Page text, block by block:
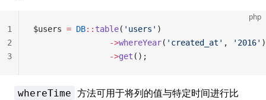
php
$users = DB:: table( 'users' )
                ->
whereYear( 'created_at' , '2016' )
                ->
get ();
1
2
3
whereTime 方法可用于将列的值与特定时间进行比